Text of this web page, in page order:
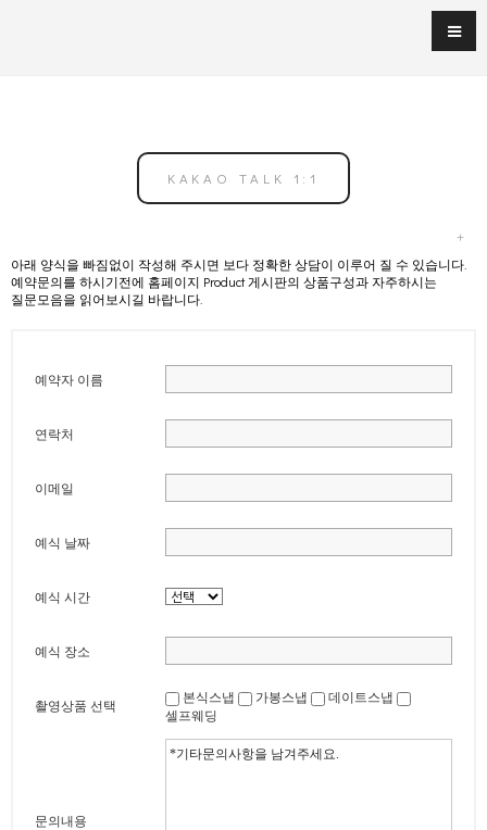
KAKAO TALK 1:1
아래 양식을 빠짐없이 작성해 주시면 보다 정확한 상담이 이루어 질 수 있습니다.
예약문의를 하시기전에 홈페이지 Product 게시판의 상품구성과 자주하시는
질문모음을 읽어보시길 바랍니다.
예약자 이름
연락처
이메일
예식 날짜
예식 시간
예식 장소
촬영상품 선택 본식스냅 가봉스냅
데이트스냅
셀프웨딩
문의내용